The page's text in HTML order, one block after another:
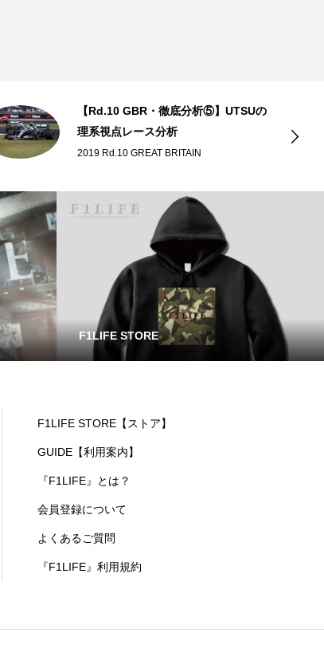
【Rd.10 GBR・徹底分析⑤】UTSUの
理系視点レース分析
2019 Rd.10 GREAT BRITAIN
F1LIFE STORE
F1LIFE STORE【ストア】
GUIDE【利用案内】
『F1LIFE』とは？
会員登録について
よくあるご質問
『F1LIFE』利用規約